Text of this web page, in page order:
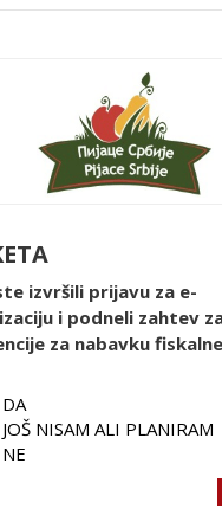
izvršili prijavu za e-
i podneli zahtev
za nabavku
NISAM ALI PLANIRAM